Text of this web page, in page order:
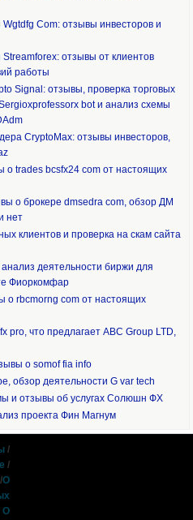
Com: отзывы инвесторов и
отзывы от клиентов
работы
Signal: отзывы, проверка торговых
bot и анализ схемы
CryptoMax: отзывы инвесторов,
о trades bcsfx24 com от настоящих
о брокере dmsedra com, обзор ДМ
нет
клиентов и проверка на скам сайта
деятельности биржи для
Фиоркомфар
о rbcmorng com от настоящих
pro, что предлагает ABC Group LTD,
о somof fia info
обзор деятельности G var tech
и отзывы об услугах Солюшн ФХ
проекта Фин Магнум
/
/
/О
О